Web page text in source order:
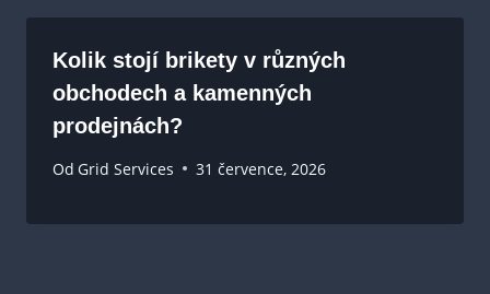
Kolik stojí brikety v různých
obchodech a kamenných
prodejnách?
Od Grid Services 31 července, 2026